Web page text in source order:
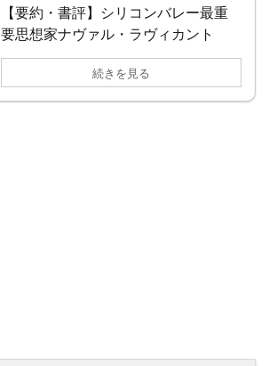
【要約・書評】シリコンバレー最重
要思想家ナヴァル・ラヴィカント
続きを見る